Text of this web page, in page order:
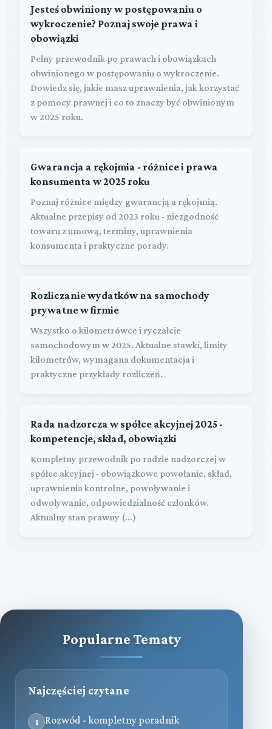
Jesteś obwiniony w postępowaniu o
wykroczenie? Poznaj swoje prawa i
obowiązki
Pełny przewodnik po prawach i obowiązkach
obwinionego w postępowaniu o wykroczenie.
Dowiedz się, jakie masz uprawnienia, jak korzystać
z pomocy prawnej i co to znaczy być obwinionym
w 2025 roku.
Gwarancja a rękojmia - różnice i prawa
konsumenta w 2025 roku
Poznaj różnice między gwarancją a rękojmią.
Aktualne przepisy od 2023 roku - niezgodność
towaru z umową, terminy, uprawnienia
konsumenta i praktyczne porady.
Rozliczanie wydatków na samochody
prywatne w firmie
Wszystko o kilometrówce i ryczałcie
samochodowym w 2025. Aktualne stawki, limity
kilometrów, wymagana dokumentacja i
praktyczne przykłady rozliczeń.
Rada nadzorcza w spółce akcyjnej 2025 -
kompetencje, skład, obowiązki
Kompletny przewodnik po radzie nadzorczej w
spółce akcyjnej - obowiązkowe powołanie, skład,
uprawnienia kontrolne, powoływanie i
odwoływanie, odpowiedzialność członków.
Aktualny stan prawny (...)
Popularne Tematy
Najczęściej czytane
1
Rozwód - kompletny poradnik